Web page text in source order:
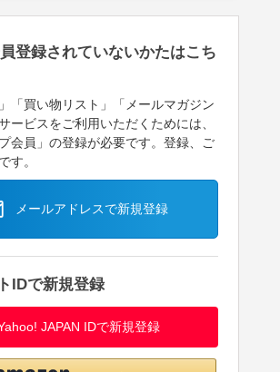
登録されていないかたはこち
」「買い物リスト」「メールマガジン
ービスをご利用いただくためには、
プ会員」の登録が必要です。登録、ご
す。
メールアドレスで新規登録
IDで新規登録
JAPAN IDで新規登録